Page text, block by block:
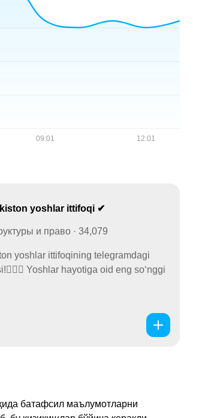
yoshlar ittifoqi ✔
и право · 34,079
yoshlar ittifoqining telegramdagi
Yoshlar hayotiga oid eng so‘nggi
батафсил маълумотларни